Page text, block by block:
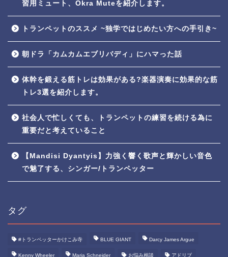
習用ミュート、Okra Muteを紹介します。
トランペットのススメ ~独学ではじめたい方への手引き~
朝ドラ「カムカムエブリバディ」にハマった話
体幹を鍛える筋トレは効果がある?楽器演奏に効果的な筋
トレ3選を紹介します。
社会人で忙しくても、トランペットの練習を続ける為に
重要だと考えていること
【Mandisi Dyantyis】力強く響く歌声と輝かしい音色
で魅了する、シンガー/トランペッター
タグ
#トランペッターかけこみ寺 BLUE GIANT Darcy James Argue
Kenny Wheeler Maria Schneider お悩み相談 アドリブ